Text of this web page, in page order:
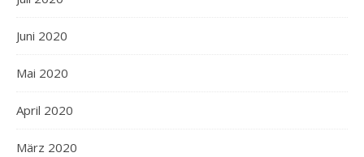
Juni 2020
Mai 2020
April 2020
März 2020